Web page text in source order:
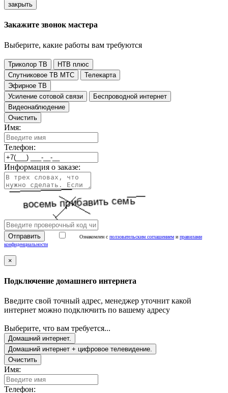
закрыть
Закажите звонок мастера
Выберите, какие работы вам требуются
Триколор ТВ
НТВ плюс
Спутниковое ТВ МТС
Телекарта
Эфирное ТВ
Усиление сотовой связи
Беспроводной интернет
Видеонаблюдение
Очистить
Имя:
Телефон:
Информация о заказе:
Ознакомлен с ползовательским соглашением и правилами
конфиденциальности
×
Подключение домашнего интернета
Введите свой точный адрес, менеджер уточнит какой
интернет можно подключить по вашему адресу
Выберите, что вам требуется...
Домашний интернет.
Домашний интернет + цифровое телевидение.
Очистить
Имя:
Телефон: